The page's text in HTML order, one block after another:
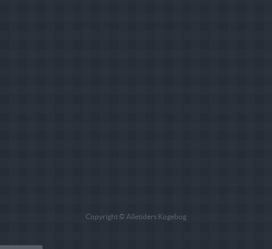
Copyright © Alletiders Kogebog